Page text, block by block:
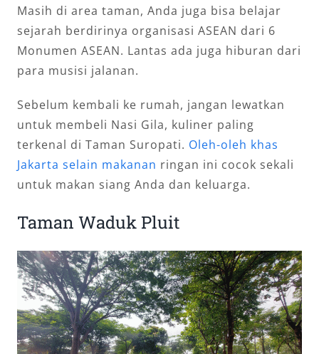
Masih di area taman, Anda juga bisa belajar
sejarah berdirinya organisasi ASEAN dari 6
Monumen ASEAN. Lantas ada juga hiburan dari
para musisi jalanan.
Sebelum kembali ke rumah, jangan lewatkan
untuk membeli Nasi Gila, kuliner paling
terkenal di Taman Suropati. Oleh-oleh khas
Jakarta selain makanan ringan ini cocok sekali
untuk makan siang Anda dan keluarga.
Taman Waduk Pluit